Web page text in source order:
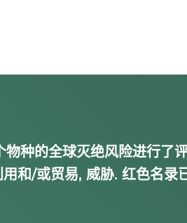
种的全球灭绝风险进行了
和/或贸易, 威胁. 红色名录